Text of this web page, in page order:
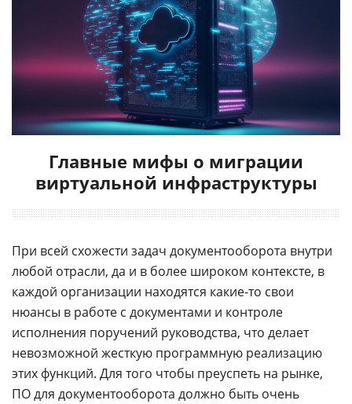
Главные мифы о миграции
виртуальной инфраструктуры
При всей схожести задач документооборота внутри
любой отрасли, да и в более широком контексте, в
каждой организации находятся какие-то свои
нюансы в работе с документами и контроле
исполнения поручений руководства, что делает
невозможной жесткую программную реализацию
этих функций. Для того чтобы преуспеть на рынке,
ПО для документооборота должно быть очень